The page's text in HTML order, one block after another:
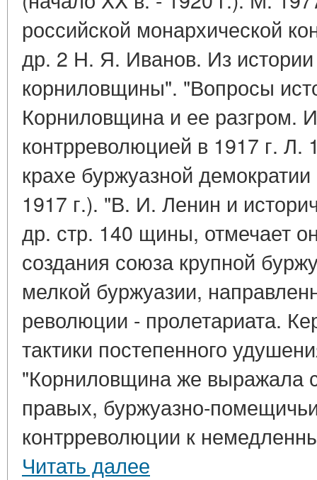
российской монархической
др. 2 Н. Я. Иванов. Из
корниловщины". "Вопросы
Корниловщина и ее разгром.
контрреволюцией в 1917 г.
крахе буржуазной
1917 г.). "В. И. Ленин и
др. стр. 140 щины, отмечает
создания союза крупной
мелкой буржуазии,
революции - пролетариата.
тактики постепенного
"Корниловщина же выражала
правых, буржуазно-
контрреволюции к
Читать далее